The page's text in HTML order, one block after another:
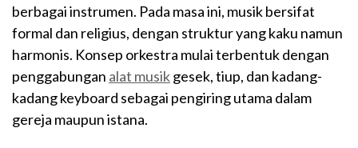
berbagai instrumen. Pada masa ini, musik bersifat
formal dan religius, dengan struktur yang kaku namun
harmonis. Konsep orkestra mulai terbentuk dengan
penggabungan alat musikgesek, tiup, dan kadang-
kadang keyboard sebagai pengiring utama dalam
gereja maupun istana.